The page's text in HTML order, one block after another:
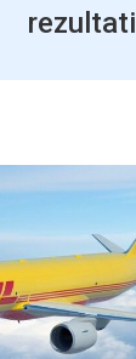
rezultati